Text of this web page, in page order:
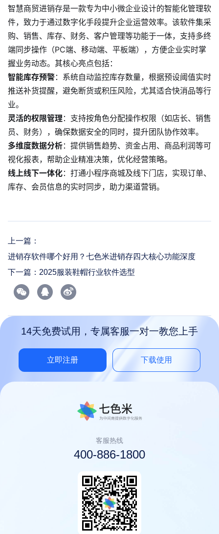
智慧商贸进销存是一款专为中小微企业设计的智能化管理软
件，致力于通过数字化手段提升企业运营效率。该软件集采
购、销售、库存、财务、客户管理等功能于一体，支持多终
端同步操作（PC端、移动端、平板端），方便企业实时掌
握业务动态。其核心亮点包括：
智能库存预警：系统自动监控库存数量，根据预设阈值实时
推送补货提醒，避免断货或积压风险，尤其适合快消品等行
业。
灵活的权限管理 ：支持按角色分配操作权限（如店长、销售
员、财务），确保数据安全的同时，提升团队协作效率。
多维度数据分析：提供销售趋势、资金占用、商品利润等可
视化报表，帮助企业精准决策，优化经营策略。
线上线下一体化：打通小程序商城及线下门店，实现订单、
库存、会员信息的实时同步，助力渠道营销。
上一篇：
进销存软件哪个好用？七色米进销存四大核心功能深度
下一篇： 2025服装鞋帽行业软件选型
14天免费试用，专属客服一对一教您上手
立即注册 下载使用
客服热线
400-886-1800